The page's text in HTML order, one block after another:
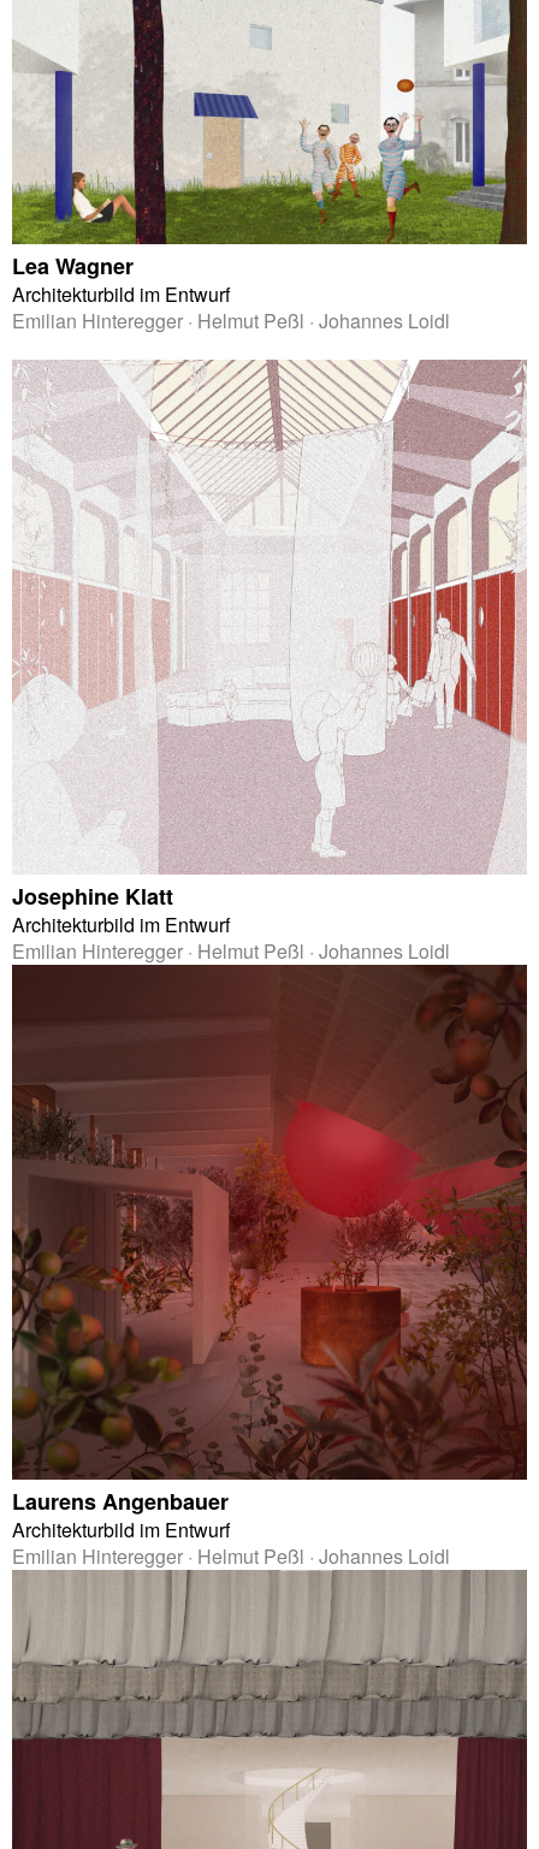
Lea Wagner
Architekturbild im Entwurf
Emilian Hinteregger · Helmut Peßl · Johannes Loidl
Josephine Klatt
Architekturbild im Entwurf
Emilian Hinteregger · Helmut Peßl · Johannes Loidl
Laurens Angenbauer
Architekturbild im Entwurf
Emilian Hinteregger · Helmut Peßl · Johannes Loidl